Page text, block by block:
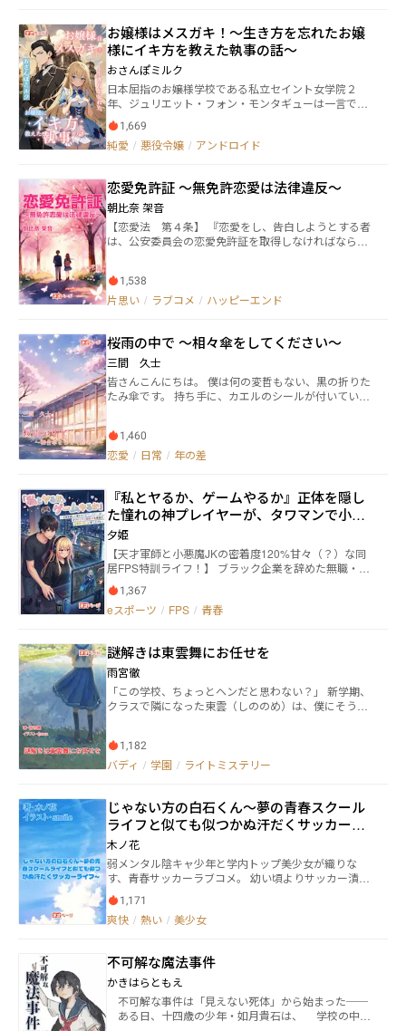
と、天は二物を与えずという言葉に真正面から喧嘩を
売って完膚なきまでに完勝している完全無敵の双子姉
妹。 その名も『古羊姉妹』 本来であれば彼女の視界に
すら入らないはずの少年Ｂである大神士狼のようなロ
マンティックゲス野郎とは、縁もゆかりもない女の子
のはずだった。 ――士狼が彼女たちを不審者から助ける、
その日までは。 そして『その日』は突然やってきた。
ある日、夜遊びで帰りが遅くなった士狼が急いで家へ
帰ろうとすると、古羊姉妹がナイフを持った不審者に
出すも、古羊姉妹の妹君である『古羊洋子』は助ける
ことに成功したが、姉君であり『古羊芽衣』は不審者
に胸元をザックリ斬りつけられてしまう。 何とか不審
者を撃退し、急いで応急処置をしようと士狼は芽衣の
身体を抱き上げた……その時だった！ ――彼女の胸元から
冗談みたいにバカデカい胸パッドが転げ落ちたのは。
持ち主だったのだ！ 意識を取り戻した芽衣（Aカッ
プ）は【乙女の秘密】を知られたことに発狂し、士狼
を亡き者にするべく、その場で士狼に襲い掛かる。 士
るが翌日、芽衣の巧みな策略にハマり生徒会に強制入
部させられる事に。 こうして古羊姉妹の無理難題を解
決する大神士狼の受難の日々が始まった。 が、この時
の古羊姉妹はまだ知らなかったのだ。 彼の蜂蜜のよう
に甘い優しさが自分たち姉妹をどんどん狂わせていく
ドル女神が俺の恋路を邪魔してくる件について』の名
前で掲載中。 表紙イラスト担当：さんさん
お嬢様はメスガキ！〜生き方を忘れたお嬢
様にイキ方を教えた執事の話〜
おさんぽミルク
日本屈指のお嬢様学校である私立セイント女学院２
年、ジュリエット・フォン・モンタギューは一言で言
ってしまえば「完璧超人」である。 世界有数の資産家
にして、大貴族と言われているモンタギュー家の次期
正統後継者にして、もう１０年すれば絶世の美女にな
ション、テストでは入学以来２位に圧倒的大差をつけ
て１位に君臨し続けているモンタギュー家の女帝と、
まさに才能の暴力と呼ぶべき人外じみたお嬢様、それ
がジュリエット・フォン・モンタギューである。 そん
な完璧超人なお嬢様の唯一の欠点、それは―― ――人間不信。
殺・暗殺・誘拐・拉致・監禁を幾度も経験させられた
結果、性格が天然パーマ並みに捻じれに捻じれ、スー
パーウルトラド級の人間嫌いな冷酷美少女に育ってし
彼女の美貌に、地位に釣られる男たちから言い寄ら
れ、縁談の話を持ってこられるコトに辟易していた。
人間の男なんかとは死んでも付き合いたくない。 それ
でも羽虫のごとく自分に近づいてくる男たち。 そこで
ジュリエットは１つの策に打って出ることにした。 ――自
類初の自立型アンドロイドにして人が造りし人間。 そ
の名も『汎用ヒト型決戦執事』人造人間ロミオゲリオ
ン。 ……だがこのときのジュリエットはまだ知らなか
オゲリオンには、誰にも言えない隠された秘密がある
ことに。 並べろ運命！ 砕け宿命！ その５本の指で
未来を創れロミオゲリオン！
1,669
純愛 / 悪役令嬢 / アンドロイド
恋愛免許証 ～無免許恋愛は法律違反～
朝比奈 架音
【恋愛法 第４条】 『恋愛をし、告白しようとする者
は、公安委員会の恋愛免許証を取得しなければならな
想像してください 「あなたが好きです」 想いを込めた
その言葉は、誰もが使えるわけではない世界を ストー
り、無免許での恋愛は重大な法律違反となる だけど、
ありのままでいたいと願う僕たちは、この時代をもが
きながら生きていく あなたは、恋の免許証を持ってい
ますか？ 2019年7月20日、ノベプラ ジャンル別ラン
キングでオール１位を獲得！（日間、週間、月間、年
一次審査通過！ 2016年11月11日、小説家になろうジ
ャンル別ランキング17位に入りました！ ボイスドラマ
化いたしました！ 現在、好評配信中！ ↓ https://vide
1,538
片思い / ラブコメ / ハッピーエンド
桜雨の中で ～相々傘をしてください～
三間 久士
皆さんこんにちは。 僕は何の変哲もない、黒の折りた
たみ傘です。 持ち手に、カエルのシールが付いている
の女の子で、僕の昔の持ち主を探しています。 このお
話は、僕の持ち主のゆったりとした日常です。
1,460
恋愛 / 日常 / 年の差
『私とヤるか、ゲームやるか』正体を隠し
た憧れの神プレイヤーが、タワマンで小悪
魔JKを最強の指揮官（IGL）に育て上げる
夕姫
【天才軍師と小悪魔JKの密着度120%甘々（？）な同
居FPS特訓ライフ！】 ブラック企業を辞めた無職・鳴
海理人（26）。 しかし彼には、誰にも言えない過去が
あった。それは2年前、大人気タクティカルFPS『Twel
veOrder』の最高到達点『円卓』に君臨し、忽然と姿
で請け負ったのは、タワマンに住む女子高生・小鳥遊
柚葉（16）の専属コーチ。 大人の汚さに絶望し、過激
なハニートラップで家庭教師を追い出し続けてきたワ
ケアリな彼女の「安い罠」を、理人はFPSの戦術眼で
秒で看破し、ゲームのド下手くそっぷりを全否定して
しずつ色づいていく。 見返りを求めずロジックだけを
教え込む理人を「センセ」と慕い始める柚葉だった
が……実は彼女、理人の過去の姿である『Architect』
（オレ）の美しい幻想を守るため、絶対に正体を明か
せない理人の苦悩をよそに、同居生活はヒートアップ
していく。 「ねえ、センセ。近距離の撃ち合い（イン
ファイト）は、先に思い切って『エントリー（突
入）』した方が勝つんでしょ？」 「……それはゲーム
のセオリーだ！現実の男女に持ち込むな！」 ゲーム中
は最強の軍師と、それを実行する素直な教え子。 でも
ヘッドセットを外せば、無防備すぎるスキンシップで
オレの理性をヘッドショットしてくる小悪魔ヒロイ
ン！ 正体を隠した『神プレイヤー』と、ワケありJKが
ツ・FPS同居ラブコメディ！ ※出てくるゲームは架空
のものです。イメージはVA○ORANTあたりだと思っ
てください ※真面目にFPSをお勉強する回もあります
毎週火、木、土の20時更新(*^^*)
1,367
eスポーツ / FPS / 青春
謎解きは東雲舞にお任せを
雨宮徹
「この学校、ちょっとヘンだと思わない？」 新学期、
クラスで隣になった東雲（しののめ）は、僕にそう言
りの中学生が、学園に潜む“小さな謎”を解き明かして
いく物語。 日常に潜む違和感が、今、解き明かされ
1,182
バディ / 学園 / ライトミステリー
じゃない方の白石くん～夢の青春スクール
ライフと似ても似つかぬ汗だくサッカーラ
イフ～
木ノ花
弱メンタル陰キャ少年と学内トップ美少女が織りな
す、青春サッカーラブコメ。 幼い頃よりサッカー漬け
の生活を送ってきた少年、白石兎和。 彼はとある事情
から、ジュニアユースチーム（中学年代）卒業を前に
してサッカーへの情熱を曇らせる。 そして高校では心
白石の苗字を持つイケメンがいて、比較された挙句コ
ミュ力や顔面偏差値で劣るからと、『じゃない方』な
んていう不名誉なあだ名を授かってしまう。おまけに
『陰キャ』のレッテルを貼られ、周囲から蔑まれる羽
目になる。 先が思いやられる高校生活のスタート。 そ
1,171
爽快 / 熱い / 美少女
不可解な魔法事件
かきはらともえ
不可解な事件は「見えない死体」から始まった──
ある日、十四歳の少年・如月貴石は、 学校の中庭